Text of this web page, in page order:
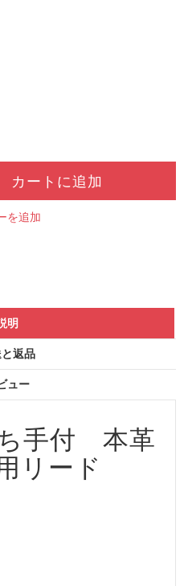
を追加
明
返品
ュー
手付 本革
リード